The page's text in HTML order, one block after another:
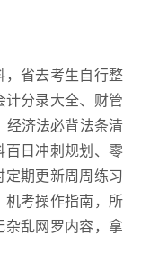
省去考生自行整
分录大全、财管
经济法必背法条清
日冲刺规划、零
期更新周周练习
考操作指南，所
乱网罗内容，拿